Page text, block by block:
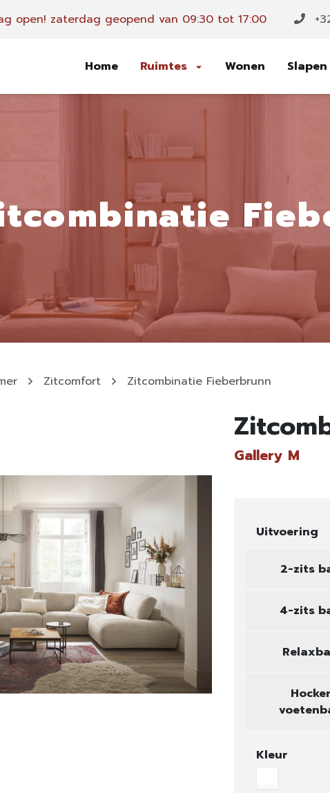
open! zaterdag geopend van 09:30 tot 17:00
Home Ruimtes Wonen Slapen
Zitcomfort Zitcombinatie Fieberbrunn
Gallery M
Uitvoering
2-zits
4-zits
Kleur